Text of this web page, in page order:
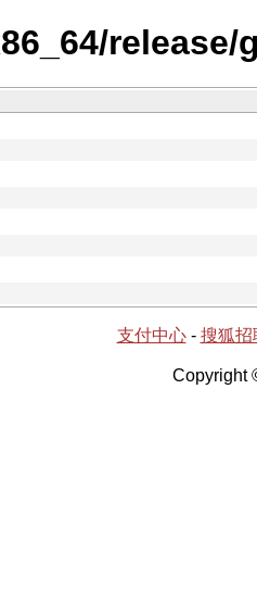
支付中心- 搜狐招
Copyright